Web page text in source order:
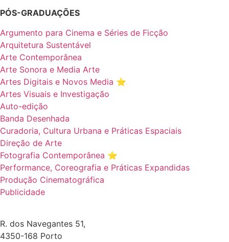
PÓS-GRADUAÇÕES
Argumento para Cinema e Séries de Ficção
Arquitetura Sustentável
Arte Contemporânea
Arte Sonora e Media Arte
Artes Digitais e Novos Media ⭐️
Artes Visuais e Investigação
Auto-edição
Banda Desenhada
Curadoria, Cultura Urbana e Práticas Espaciais
Direção de Arte
Fotografia Contemporânea ⭐️
Performance, Coreografia e Práticas Expandidas
Produção Cinematográfica
Publicidade
R. dos Navegantes 51,
4350-168 Porto